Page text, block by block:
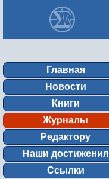
Главная
Новости
Книги
Журналы
Редактору
Наши достижения
Ссылки